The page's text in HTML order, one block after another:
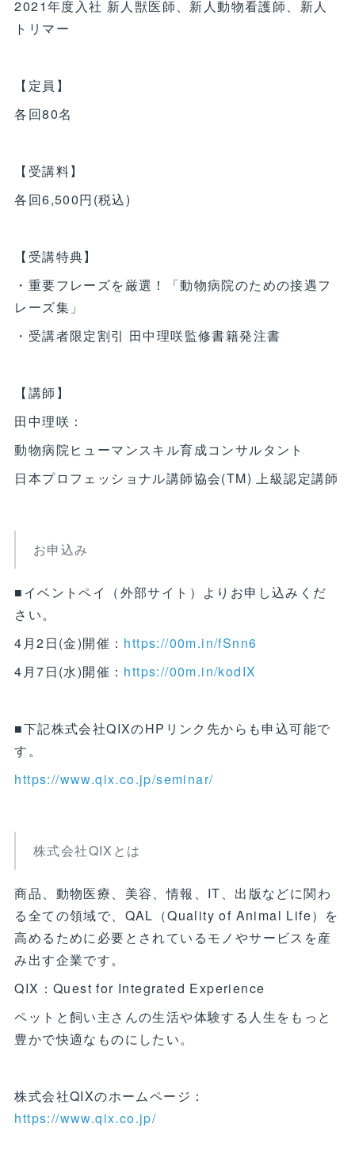
2021年度入社 新人獣医師、新人動物看護師、新人
トリマー
【定員】
各回80名
【受講料】
各回6,500円(税込)
【受講特典】
・重要フレーズを厳選！「動物病院のための接遇フ
レーズ集」
・受講者限定割引 田中理咲監修書籍発注書
【講師】
田中理咲：
動物病院ヒューマンスキル育成コンサルタント
日本プロフェッショナル講師協会(TM) 上級認定講師
お申込み
■イベントペイ（外部サイト）よりお申し込みくだ
さい。
4月2日(金)開催： https://00m.in/fSnn6
4月7日(水)開催： https://00m.in/kodIX
■下記株式会社QIXのHPリンク先からも申込可能で
す。
https://www.qix.co.jp/seminar/
株式会社QIXとは
商品、動物医療、美容、情報、IT、出版などに関わ
る全ての領域で、QAL（Quality of Animal Life）を
高めるために必要とされているモノやサービスを産
み出す企業です。
QIX：Quest for Integrated Experience
ペットと飼い主さんの生活や体験する人生をもっと
豊かで快適なものにしたい。
株式会社QIXのホームページ：
https://www.qix.co.jp/